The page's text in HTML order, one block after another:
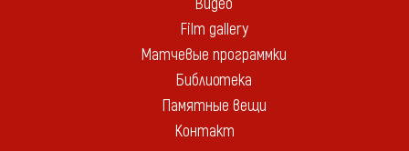
Film gallery
Матчевые программки
Библиотека
Памятные вещи
Контакт